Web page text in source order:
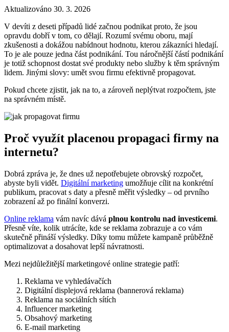
Aktualizováno 30. 3. 2026
V devíti z deseti případů lidé začnou podnikat proto, že jsou
opravdu dobří v tom, co dělají. Rozumí svému oboru, mají
zkušenosti a dokážou nabídnout hodnotu, kterou zákazníci hledají.
To je ale pouze jedna část podnikání. Tou náročnější částí podnikání
je totiž schopnost dostat své produkty nebo služby k těm správným
lidem. Jinými slovy: umět svou firmu efektivně propagovat.
Pokud chcete zjistit, jak na to, a zároveň neplýtvat rozpočtem, jste
na správném místě.
Proč využít placenou propagaci firmy na
internetu?
Dobrá zpráva je, že dnes už nepotřebujete obrovský rozpočet,
abyste byli vidět. Digitální marketing umožňuje cílit na konkrétní
publikum, pracovat s daty a přesně měřit výsledky – od prvního
zobrazení až po finální konverzi.
Online reklama vám navíc dává plnou kontrolu nad investicemi.
Přesně víte, kolik utrácíte, kde se reklama zobrazuje a co vám
skutečně přináší výsledky. Díky tomu můžete kampaně průběžně
optimalizovat a dosahovat lepší návratnosti.
Mezi nejdůležitější marketingové online strategie patří:
Reklama ve vyhledávačích
Digitální displejová reklama (bannerová reklama)
Reklama na sociálních sítích
Influencer marketing
Obsahový marketing
E-mail marketing